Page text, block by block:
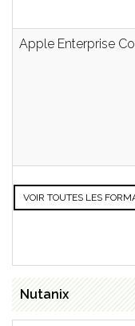
Apple Enterprise
VOIR TOUTES LES
Nutanix